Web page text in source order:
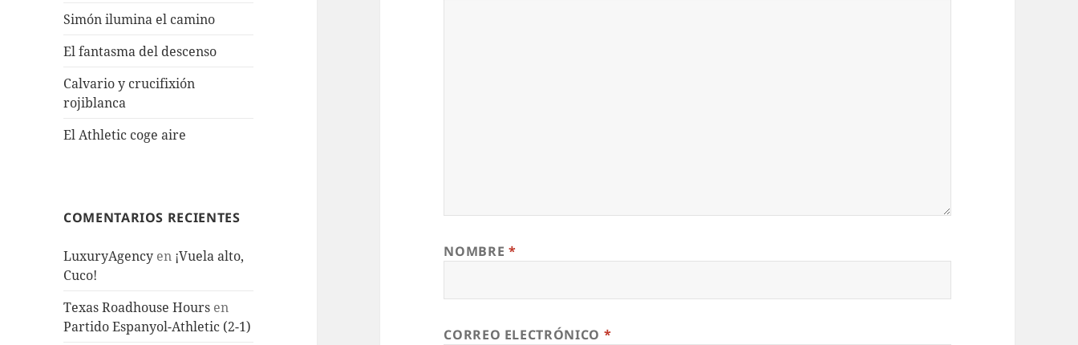
Simón ilumina el camino
El fantasma del descenso
Calvario y crucifixión
rojiblanca
El Athletic coge aire
COMENTARIOS RECIENTES
LuxuryAgency en ¡Vuela alto,
Cuco!
Texas Roadhouse Hours en
Partido Espanyol-Athletic (2-1)
NOMBRE *
CORREO ELECTRÓNICO *